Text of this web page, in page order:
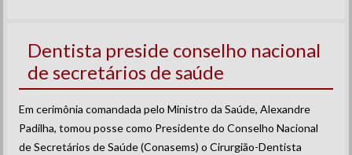
Dentista preside conselho nacional
de secretários de saúde
Em cerimônia comandada pelo Ministro da Saúde, Alexandre
Padilha, tomou posse como Presidente do Conselho Nacional
de Secretários de Saúde (Conasems) o Cirurgião-Dentista